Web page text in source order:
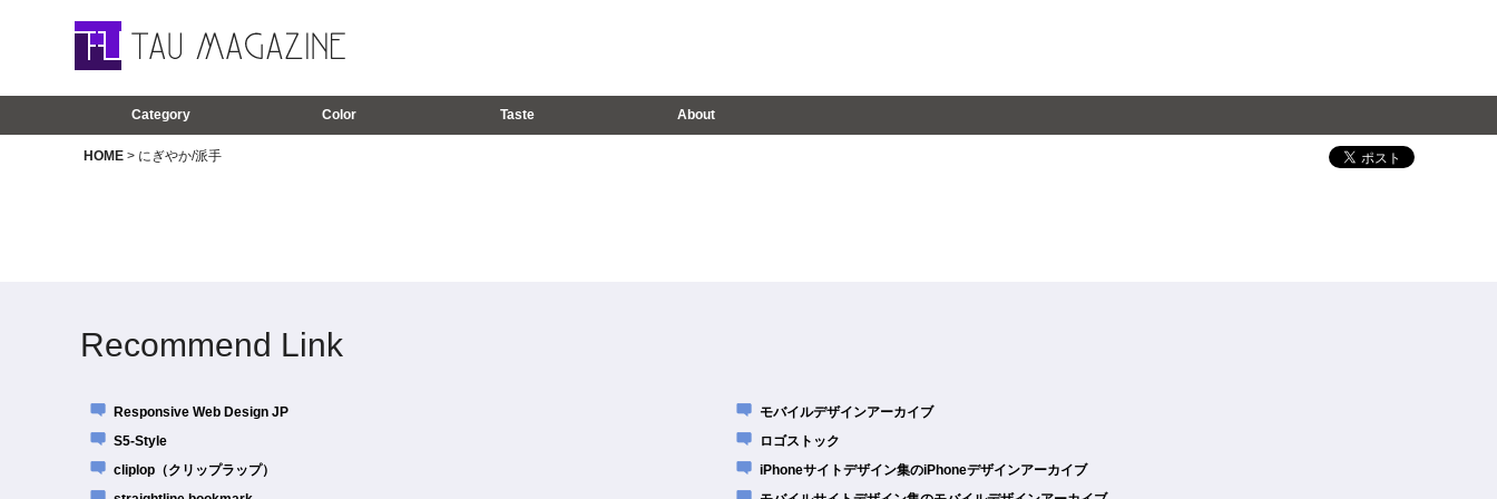
Category Color Taste About
HOME> にぎやか/派手
Recommend Link
Responsive Web Design JP
S5-Style
cliplop（クリップラップ）
モバイルデザインアーカイブ
ロゴストック
iPhoneサイトデザイン集のiPhoneデザインアーカイブ